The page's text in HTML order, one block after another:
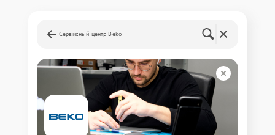
Сервисный центр Beko